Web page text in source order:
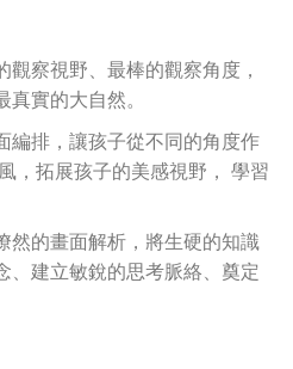
觀察視野、最棒的觀察角度，
實的大自然。
編排，讓孩子從不同的角度作
，拓展孩子的美感視野， 學習
然的畫面解析，將生硬的知識
、建立敏銳的思考脈絡、奠定